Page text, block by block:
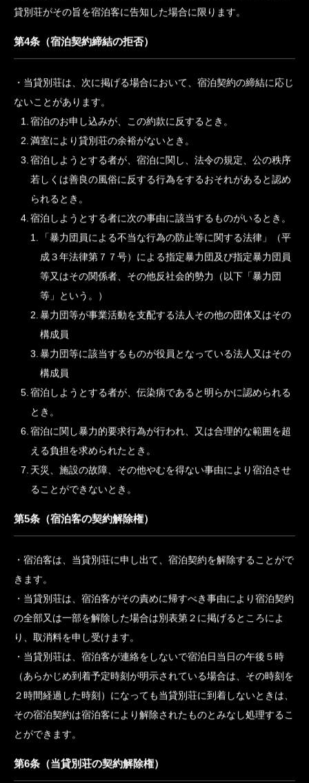
するものとします。ただし、当別荘が承諾を証明したときは、こ
前項の規定により宿泊契約が成立したときは、宿泊料金を当貸
第２項の宿泊料金を同項の規定により当貸別荘が指定した日ま
でにお支払いいただけない場合は、宿泊契約はその効力を失うも
のとします。ただし、申込金の支払期日を指定するに当たり、当
貸別荘がその旨を宿泊客に告知した場合に限ります。
第4条（宿泊契約締結の拒否）
当貸別荘は、次に掲げる場合において、宿泊契約の締結に応じ
ないことがあります。
宿泊のお申し込みが、この約款に反するとき。
満室により貸別荘の余裕がないとき。
宿泊しようとする者が、宿泊に関し、法令の規定、公の秩序
若しくは善良の風俗に反する行為をするおそれがあると認め
られるとき。
宿泊しようとする者に次の事由に該当するものがいるとき。
「暴力団員による不当な行為の防止等に関する法律」（平
成３年法律第７７号）による指定暴力団及び指定暴力団員
等又はその関係者、その他反社会的勢力（以下「暴力団
等」という。）
暴力団等が事業活動を支配する法人その他の団体又はその
構成員
暴力団等に該当するものが役員となっている法人又はその
宿泊しようとする者が、伝染病であると明らかに認められる
宿泊に関し暴力的要求行為が行われ、又は合理的な範囲を超
える負担を求められたとき。
天災、施設の故障、その他やむを得ない事由により宿泊させ
ることができないとき。
第5条（宿泊客の契約解除権）
宿泊客は、当貸別荘に申し出て、宿泊契約を解除することがで
きます。
当貸別荘は、宿泊客がその責めに帰すべき事由により宿泊契約
り、取消料を申し受けます。